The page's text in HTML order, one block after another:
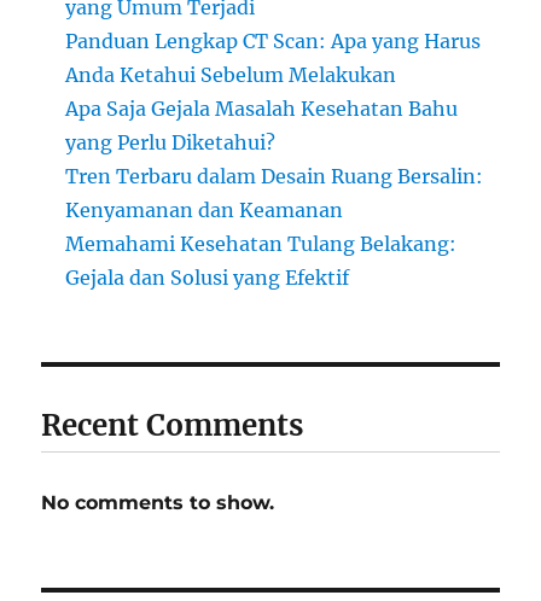
yang Umum Terjadi
Panduan Lengkap CT Scan: Apa yang Harus
Anda Ketahui Sebelum Melakukan
Apa Saja Gejala Masalah Kesehatan Bahu
yang Perlu Diketahui?
Tren Terbaru dalam Desain Ruang Bersalin:
Kenyamanan dan Keamanan
Memahami Kesehatan Tulang Belakang:
Gejala dan Solusi yang Efektif
Recent Comments
No comments to show.